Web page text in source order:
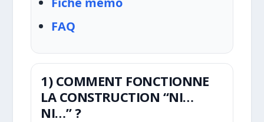
FAQ
1) COMMENT FONCTIONNE
LA CONSTRUCTION “NI…
NI…” ?